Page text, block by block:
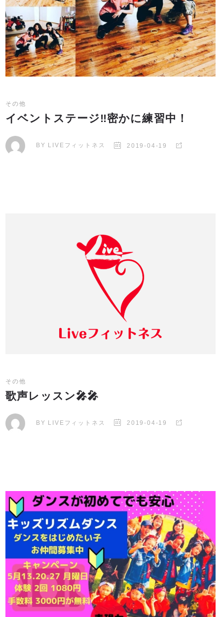
その他
イベントステージ‼️密かに練習中！
BY LIVEフィットネス 2019-04-19
その他
歌声レッスン🎤🎤
BY LIVEフィットネス 2019-04-19